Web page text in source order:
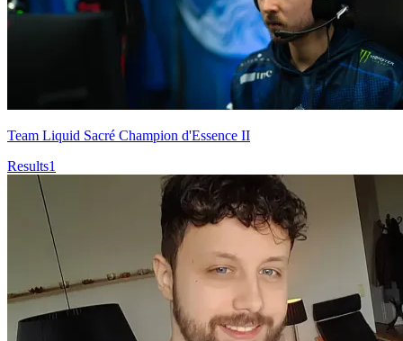
Team Liquid Sacré Champion d'Essence II
Results1